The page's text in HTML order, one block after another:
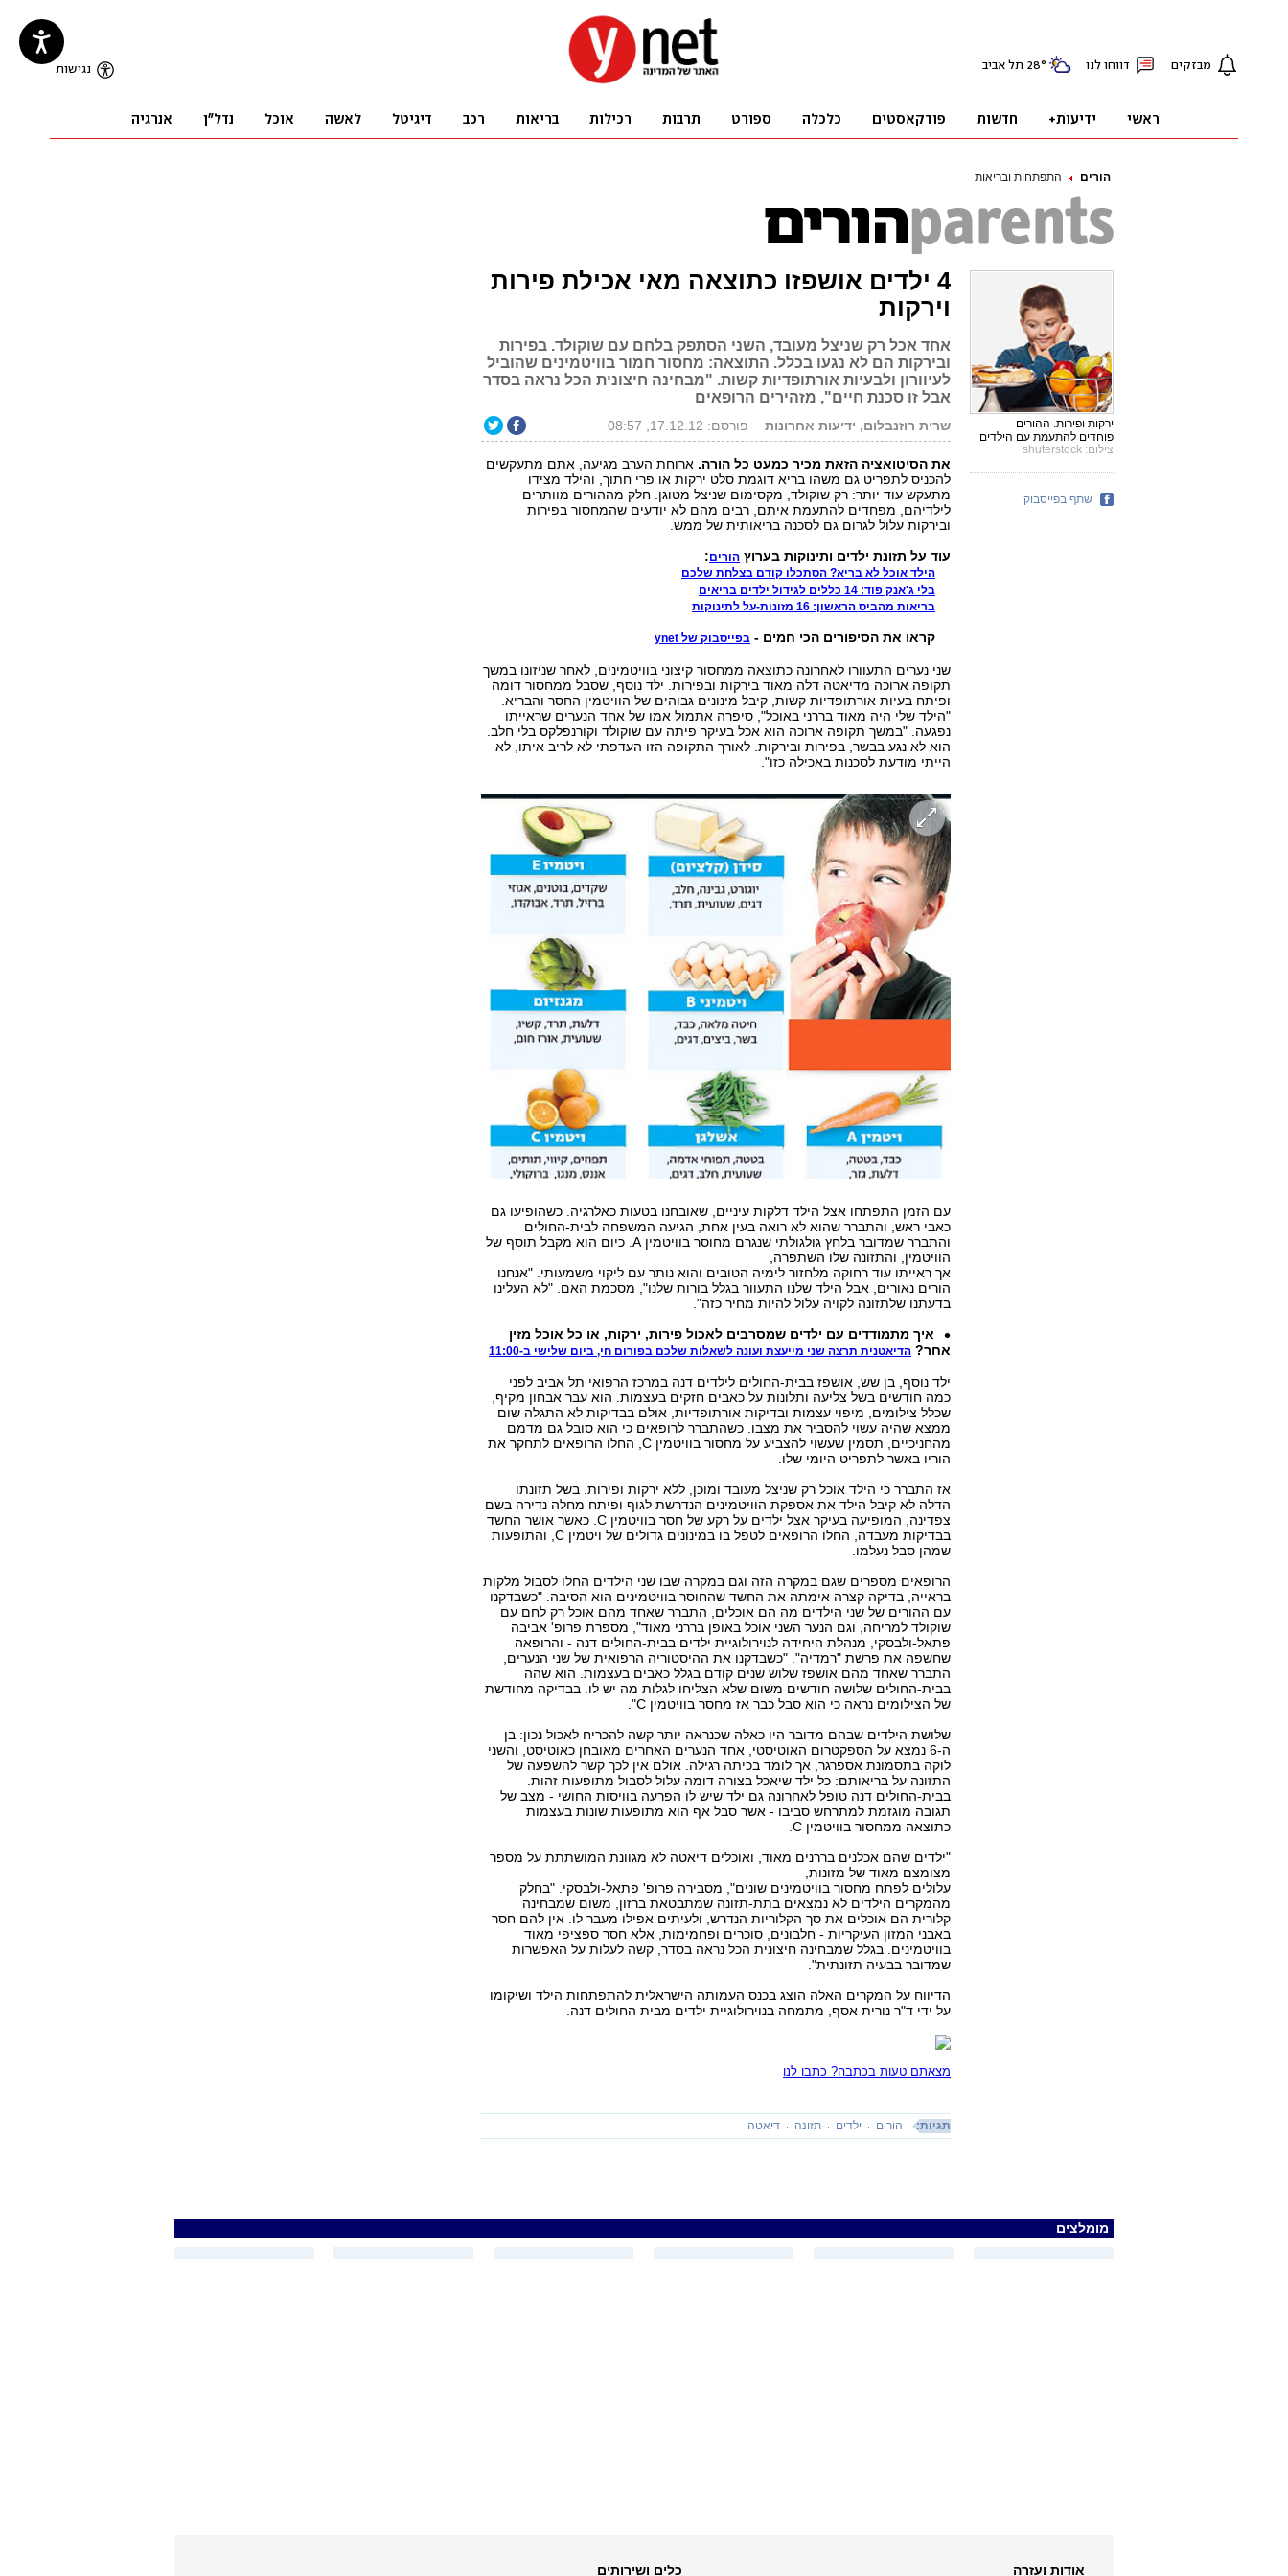
הורים התפתחות ובריאות
4 ילדים אושפזו כתוצאה מאי אכילת פירות
וירקות
אחד אכל רק שניצל מעובד, השני הסתפק בלחם עם שוקולד. בפירות
ובירקות הם לא נגעו בכלל. התוצאה: מחסור חמור בוויטמינים שהוביל
לעיוורון ולבעיות אורתופדיות קשות. "מבחינה חיצונית הכל נראה בסדר
אבל זו סכנת חיים",‬ מזהירים הרופאים
שרית רוזנבלום, ידיעות אחרונות פורסם: 17.12.12, 08:57
את הסיטואציה הזאת מכיר כמעט כל הורה. ארוחת הערב מגיעה, אתם מתעקשים
להכניס לתפריט גם משהו בריא דוגמת סלט ירקות או פרי חתוך, והילד מצידו
מתעקש עוד יותר: רק שוקולד, מקסימום שניצל מטוגן. חלק מההורים מוותרים
לילדיהם, מפחדים להתעמת איתם, רבים מהם לא יודעים שהמחסור בפירות
ובירקות עלול לגרום גם לסכנה בריאותית של ממש.
עוד על תזונת ילדים ותינוקות בערוץ הורים:
הילד אוכל לא בריא? הסתכלו קודם בצלחת שלכם
בלי ג'אנק פוד: 14 כללים לגידול ילדים בריאים
בריאות מהביס הראשון: 16 מזונות-על לתינוקות
קראו את הסיפורים הכי חמים - בפייסבוק של ynet
שני נערים התעוורו לאחרונה כתוצאה ממחסור קיצוני בוויטמינים, לאחר שניזונו במשך
תקופה ארוכה מדיאטה דלה מאוד בירקות ובפירות. ילד נוסף, שסבל ממחסור דומה
ופיתח בעיות אורתופדיות קשות, קיבל מינונים גבוהים של הוויטמין החסר והבריא.
"הילד שלי היה מאוד בררני באוכל‭,"‬ סיפרה אתמול אמו של אחד הנערים שראייתו
נפגעה. "במשך תקופה ארוכה הוא אכל בעיקר פיתה עם שוקולד וקורנפלקס בלי חלב.
הוא לא נגע בבשר, בפירות ובירקות. לאורך התקופה הזו העדפתי לא לריב איתו, לא
הייתי מודעת לסכנות באכילה כזו‭."‬
עם הזמן התפתחו אצל הילד דלקות עיניים, שאובחנו בטעות כאלרגיה. כשהופיעו גם
כאבי ראש, והתברר שהוא לא רואה בעין אחת, הגיעה המשפחה לבית-החולים
והתברר שמדובר בלחץ גולגולתי שנגרם מחוסר בוויטמין ‭.A‬ כיום הוא מקבל תוסף של
הוויטמין, והתזונה שלו השתפרה,
אך ראייתו עוד רחוקה מלחזור לימיה הטובים והוא נותר עם ליקוי משמעותי. "אנחנו
הורים נאורים, אבל הילד שלנו התעוור בגלל בורות שלנו‭,"‬ מסכמת האם. "לא העלינו
בדעתנו שלתזונה לקויה עלול להיות מחיר כזה‭."‬
איך מתמודדים עם ילדים שמסרבים לאכול פירות, ירקות, או כל אוכל מזין
אחר? הדיאטנית תרצה שני מייעצת ועונה לשאלות שלכם בפורום חי, ביום שלישי ב-11:00
ילד נוסף, בן שש, אושפז בבית-החולים לילדים דנה במרכז הרפואי תל אביב לפני
כמה חודשים בשל צליעה ותלונות על כאבים חזקים בעצמות. הוא עבר אבחון מקיף,
שכלל צילומים, מיפוי עצמות ובדיקות אורתופדיות, אולם בבדיקות לא התגלה שום
ממצא שהיה עשוי להסביר את מצבו. כשהתברר לרופאים כי הוא סובל גם מדמם
מהחניכיים, תסמין שעשוי להצביע על מחסור בוויטמין ‭,C‬ החלו הרופאים לתחקר את
הוריו באשר לתפריט היומי שלו.
אז התברר כי הילד אוכל רק שניצל מעובד ומוכן, ללא ירקות ופירות. בשל תזונתו
הדלה לא קיבל הילד את אספקת הוויטמינים הנדרשת לגוף ופיתח מחלה נדירה בשם
צפדינה, המופיעה בעיקר אצל ילדים על רקע של חסר בוויטמין ‭.C‬ כאשר אושר החשד
בבדיקות מעבדה, החלו הרופאים לטפל בו במינונים גדולים של ויטמין ‭,C‬ והתופעות
שמהן סבל נעלמו.
הרופאים מספרים שגם במקרה הזה וגם במקרה שבו שני הילדים החלו לסבול מלקות
בראייה, בדיקה קצרה אימתה את החשד שהחוסר בוויטמינים הוא הסיבה. "כשבדקנו
עם ההורים של שני הילדים מה הם אוכלים, התברר שאחד מהם אוכל רק לחם עם
שוקולד למריחה, וגם הנער השני אוכל באופן בררני מאוד‭,"‬ מספרת פרופ' אביבה
פתאל-ולבסקי, מנהלת היחידה לנוירולוגיית ילדים בבית-החולים דנה - והרופאה
שחשפה את פרשת "רמדיה‭."‬ "כשבדקנו את ההיסטוריה הרפואית של שני הנערים,
התברר שאחד מהם אושפז שלוש שנים קודם בגלל כאבים בעצמות. הוא שהה
בבית-החולים שלושה חודשים משום שלא הצליחו לגלות מה יש לו. בבדיקה מחודשת
של הצילומים נראה כי הוא סבל כבר אז מחסר בוויטמין ‭."C‬
שלושת הילדים שבהם מדובר היו כאלה שכנראה יותר קשה להכריח לאכול נכון: בן
ה‭6-‬ נמצא על הספקטרום האוטיסטי, אחד הנערים האחרים מאובחן כאוטיסט, והשני
לוקה בתסמונת אספרגר, אך לומד בכיתה רגילה. אולם אין לכך קשר להשפעה של
התזונה על בריאותם: כל ילד שיאכל בצורה דומה עלול לסבול מתופעות זהות.
בבית-החולים דנה טופל לאחרונה גם ילד שיש לו הפרעה בוויסות החושי - מצב של
תגובה מוגזמת למתרחש סביבו - אשר סבל אף הוא מתופעות שונות בעצמות
כתוצאה ממחסור בוויטמין ‭.C‬
"ילדים שהם אכלנים בררנים מאוד, ואוכלים דיאטה לא מגוונת המושתתת על מספר
מצומצם מאוד של מזונות,
עלולים לפתח מחסור בוויטמינים שונים‭,"‬ מסבירה פרופ' פתאל-ולבסקי. "בחלק
מהמקרים הילדים לא נמצאים בתת-תזונה שמתבטאת ברזון, משום שמבחינה
קלורית הם אוכלים את סך הקלוריות הנדרש, ולעיתים אפילו מעבר לו. אין להם חסר
באבני המזון העיקריות - חלבונים, סוכרים ופחמימות, אלא חסר ספציפי מאוד
בוויטמינים. בגלל שמבחינה חיצונית הכל נראה בסדר, קשה לעלות על האפשרות
שמדובר בבעיה תזונתית‭."‬
הדיווח על המקרים האלה הוצג בכנס העמותה הישראלית להתפתחות הילד ושיקומו
על ידי ד"ר נורית אסף, מתמחה בנוירולוגיית ילדים מבית החולים דנה.
מצאתם טעות בכתבה? כתבו לנו
תגיות: הורים ילדים תזונה דיאטה
ירקות ופירות. ההורים
פוחדים להתעמת עם הילדים
צילום: shuterstock
שתף בפייסבוק
מומלצים
אודות ועזרה כלים ושירותים